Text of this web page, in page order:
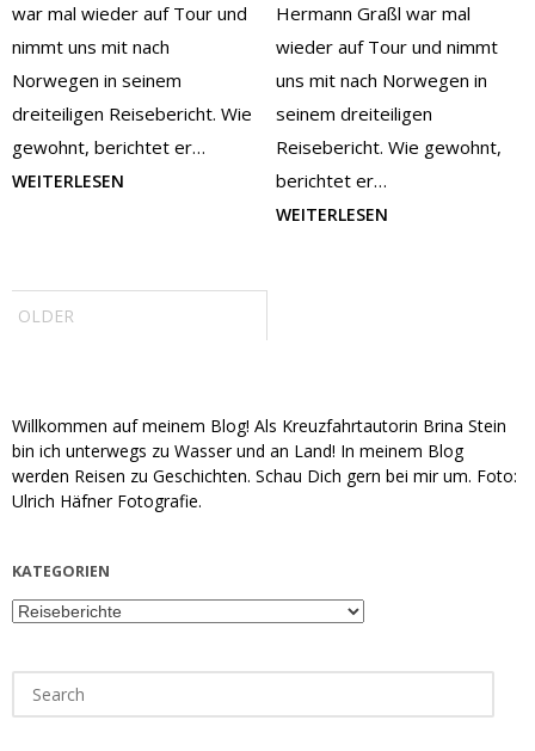
war mal wieder auf Tour und
nimmt uns mit nach
Norwegen in seinem
dreiteiligen Reisebericht. Wie
gewohnt, berichtet er…
WEITERLESEN
Hermann Graßl war mal
wieder auf Tour und nimmt
uns mit nach Norwegen in
seinem dreiteiligen
Reisebericht. Wie gewohnt,
berichtet er…
WEITERLESEN
OLDER
Willkommen auf meinem Blog! Als Kreuzfahrtautorin Brina Stein
bin ich unterwegs zu Wasser und an Land! In meinem Blog
werden Reisen zu Geschichten. Schau Dich gern bei mir um. Foto:
Ulrich Häfner Fotografie.
KATEGORIEN
Kategorien
for: